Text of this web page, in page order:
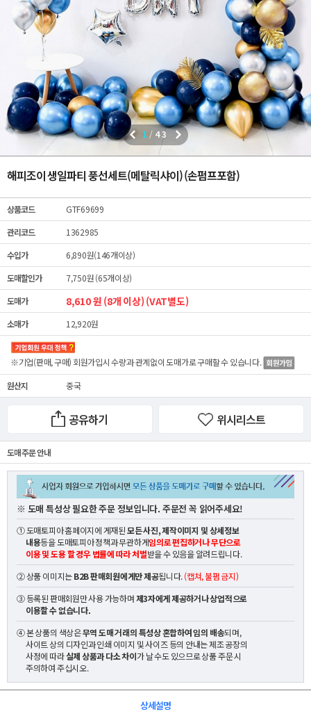
1 / 43
해피조이 생일파티 풍선세트(메탈릭샤이) (손펌프포함)
상품코드
GTF69699
관리코드
1362985
수입가
6,890원(146개이상)
도매할인가
7,750원 (65개이상)
도매가
8,610 원 (8개 이상) (VAT별도)
소매가 12,920원
※기업(판매, 구매) 회원가입시 수량과 관계없이도매가로 구매할 수 있습니다.
원산지 중국
공유하기 위시리스트
도매 주문 안내
※ 도매 특성상 필요한 주문 정보입니다. 주문전 꼭 읽어주세요!
① 도매토피아 홈페이지에 게재된모든 사진, 제작이미지 및 상세정보
내용등을 도매토피아 정책과 무관하게임의로 편집하거나 무단으로
이용 및 도용 할 경우 법률에 따라 처벌받을 수 있음을 알려드립니다.
② 상품 이미지는B2B 판매회원에게만 제공됩니다.(캡쳐, 불펌 금지)
③ 등록된 판매회원만 사용 가능하며제3자에게 제공하거나 상업적으로
이용할 수 없습니다.
④ 본 상품의 색상은무역 도매 거래의 특성상 혼합하여 임의 배송되며,
사이트 상의 디자인과 인쇄 이미지 및 사이즈 등의 안내는 제조 공장의
사정에 따라실제 상품과 다소 차이가 날 수도 있으므로 상품 주문 시
주의하여 주십시오.
상세설명